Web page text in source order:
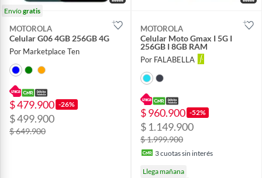
Envíogratis
MOTOROLA
Celular G06 4GB 256GB 4G
Por Marketplace Ten
$ 479.900 -26%
$ 499.900
$ 649.900
MOTOROLA
Celular Moto Gmax I 5G I
256GB I 8GB RAM
Por FALABELLA
$ 960.900 -52%
$ 1.149.900
$ 1.999.900
3cuotas sin interés
Llega mañana